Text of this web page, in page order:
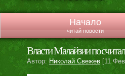
Начало
читай новости
Власти Малайзии
Автор: Николай Свежев[11 Фев